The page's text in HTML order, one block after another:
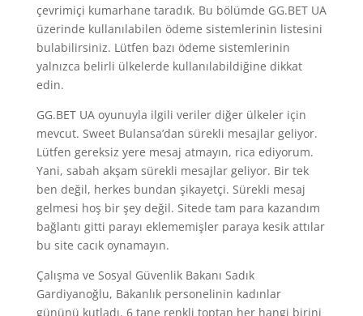
çevrimiçi kumarhane taradık. Bu bölümde GG.BET UA
üzerinde kullanılabilen ödeme sistemlerinin listesini
bulabilirsiniz. Lütfen bazı ödeme sistemlerinin
yalnızca belirli ülkelerde kullanılabildiğine dikkat
edin.
GG.BET UA oyunuyla ilgili veriler diğer ülkeler için
mevcut. Sweet Bulansa’dan sürekli mesajlar geliyor.
Lütfen gereksiz yere mesaj atmayın, rica ediyorum.
Yani, sabah akşam sürekli mesajlar geliyor. Bir tek
ben değil, herkes bundan şikayetçi. Sürekli mesaj
gelmesi hoş bir şey değil. Sitede tam para kazandım
bağlantı gitti parayı eklememişler paraya kesik attılar
bu site cacık oynamayın.
Çalışma ve Sosyal Güvenlik Bakanı Sadık
Gardiyanoğlu, Bakanlık personelinin kadınlar
gününü kutladı. 6 tane renkli toptan her hangi birini